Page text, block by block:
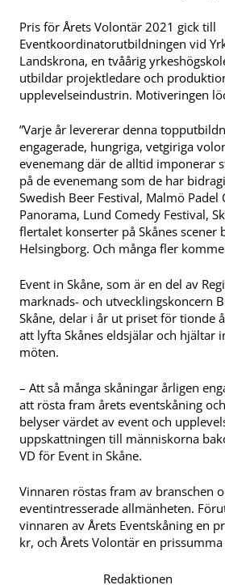
Pris för Årets Volontär 2021 gick till
Eventkoordinatorutbildningen vid
Landskrona, en tvåårig
utbildar projektledare och
upplevelseindustrin. Motiveringen
”Varje år levererar denna
engagerade, hungriga, vetgiriga
evenemang där de alltid imponerar
på de evenemang som de har
Swedish Beer Festival, Malmö Padel
Panorama, Lund Comedy Festival,
flertalet konserter på Skånes scener
Helsingborg. Och många fler
Event in Skåne, som är en del av
marknads- och utvecklingskoncern
Skåne, delar i år ut priset för tionde
att lyfta Skånes eldsjälar och hjältar
möten.
– Att så många skåningar årligen
att rösta fram årets eventskåning
belyser värdet av event och
uppskattningen till människorna
VD för Event in Skåne.
Vinnaren röstas fram av branschen
eventintresserade allmänheten.
vinnaren av Årets Eventskåning en
kr, och Årets Volontär en
Redaktionen